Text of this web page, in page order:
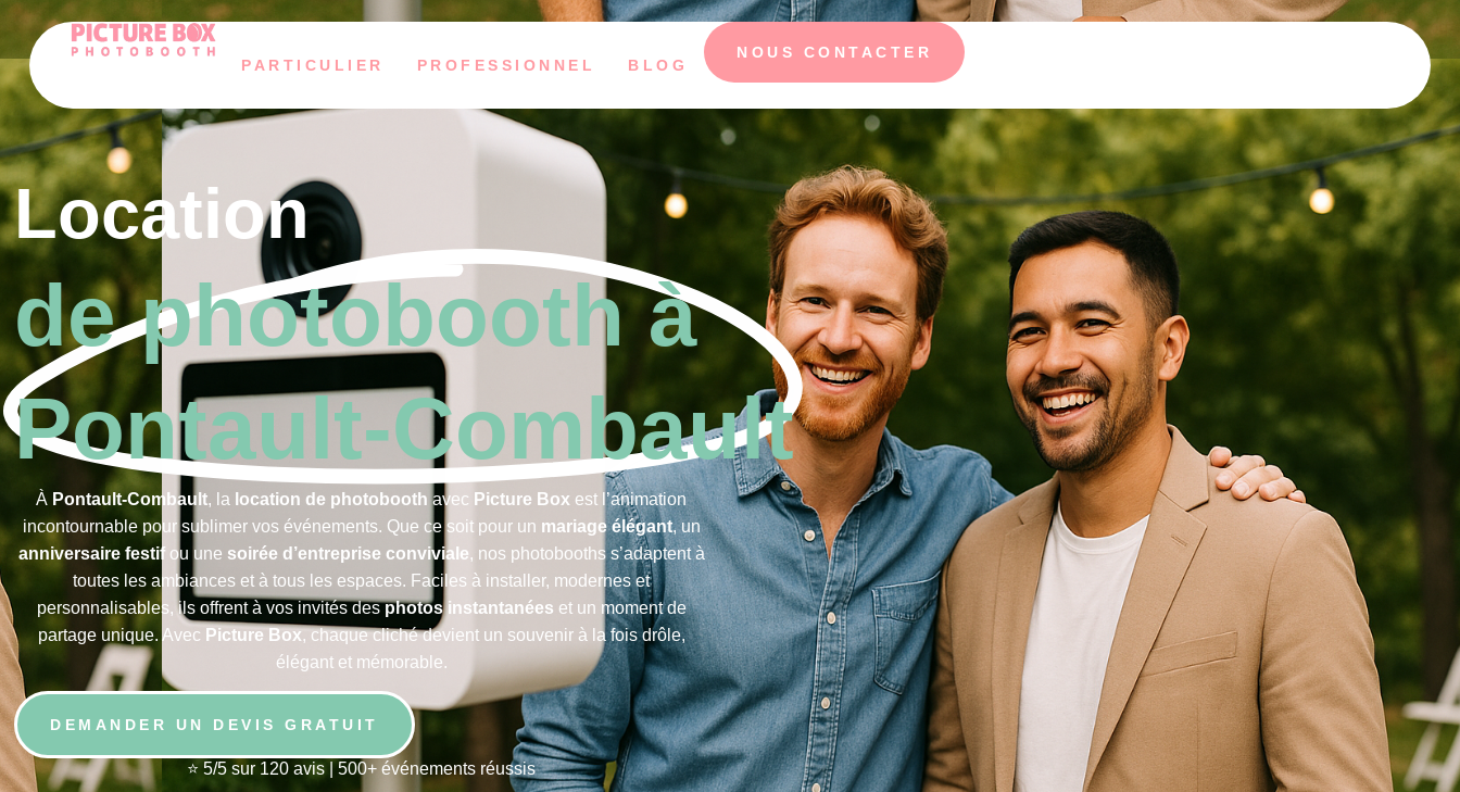
PARTICULIER PROFESSIONNEL BLOG
NOUS CONTACTER
Location
de photobooth à
Pontault‑Combault
À Pontault-Combault, la location de photobooth avec Picture Box est l’animation
incontournable pour sublimer vos événements. Que ce soit pour un mariage élégant, un
anniversaire festifou une soirée d’entreprise conviviale, nos photobooths s’adaptent à
toutes les ambiances et à tous les espaces. Faciles à installer, modernes et
personnalisables, ils offrent à vos invités desphotos instantanées et un moment de
partage unique. Avec Picture Box, chaque cliché devient un souvenir à la fois drôle,
élégant et mémorable.
DEMANDER UN DEVIS GRATUIT
⭐ 5/5 sur 120 avis | 500+ événements réussis